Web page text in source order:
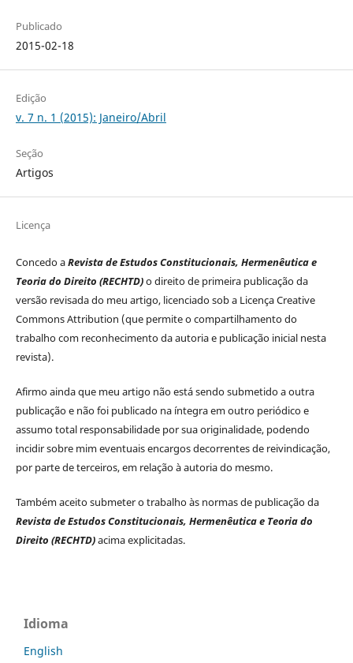
Publicado
2015-02-18
Edição
v. 7 n. 1 (2015): Janeiro/Abril
Seção
Artigos
Licença
Concedo aRevista de Estudos Constitucionais, Hermenêutica e
Teoria do Direito (RECHTD)o direito de primeira publicação da
versão revisada do meu artigo, licenciado sob a Licença Creative
Commons Attribution (que permite o compartilhamento do
trabalho com reconhecimento da autoria e publicação inicial nesta
revista).
Afirmo ainda que meu artigo não está sendo submetido a outra
publicação e não foi publicado na íntegra em outro periódico e
assumo total responsabilidade por sua originalidade, podendo
incidir sobre mim eventuais encargos decorrentes de reivindicação,
por parte de terceiros, em relação à autoria do mesmo.
Também aceito submeter o trabalho às normas de publicação da
Revista de Estudos Constitucionais, Hermenêutica e Teoria do
Direito (RECHTD)acima explicitadas.
Idioma
English